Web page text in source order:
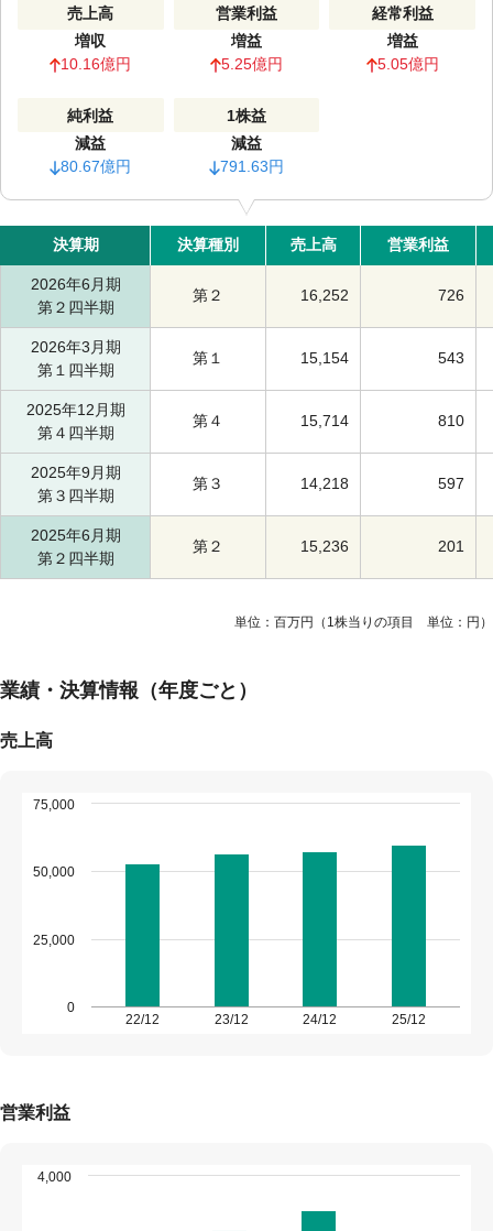
売上高
増収
10.16億円
営業利益
増益
5.25億円
経常利益
増益
5.05億円
純利益
減益
80.67億円
1株益
減益
791.63円
決算期 決算種別 売上高 営業利益
2026年6月期
第２四半期
第２ 16,252 726
2026年3月期
第１四半期
第１ 15,154 543
2025年12月期
第４四半期
第４ 15,714 810
2025年9月期
第３四半期
第３ 14,218 597
2025年6月期
第２四半期
第２ 15,236 201
単位：百万円（1株当りの項目 単位：円）
業績・決算情報（年度ごと）
売上高
22/12 23/12 24/12 25/12
0
25,000
50,000
75,000
営業利益
4,000